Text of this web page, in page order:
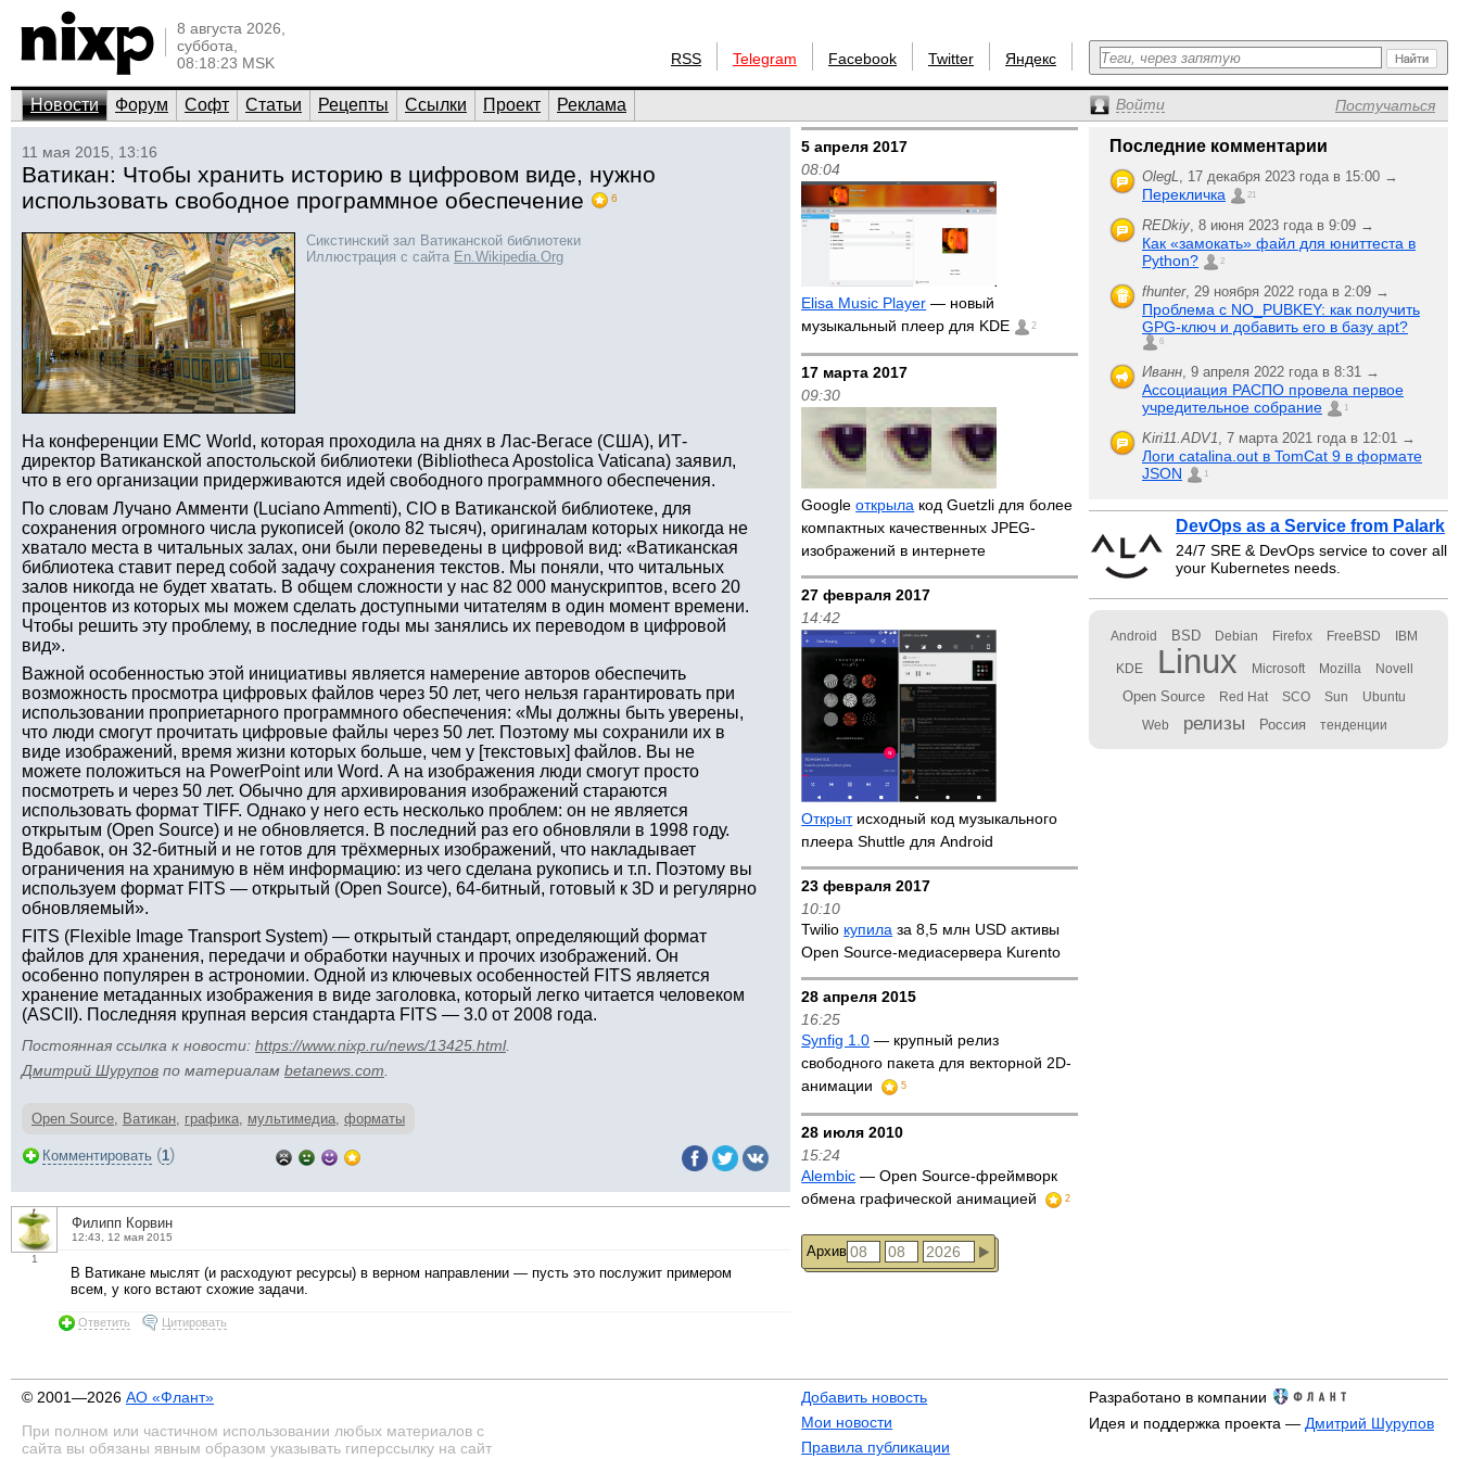
8 августа 2026,
суббота,
08:18:23 MSK
RSS Telegram Facebook Twitter Яндекс
Новости Форум Софт Статьи Рецепты Ссылки Проект Реклама Войти Постучаться
11 мая 2015, 13:16
Ватикан: Чтобы хранить историю в цифровом виде, нужно
использовать свободное программное обеспечение
6
Сикстинский зал Ватиканской библиотеки
Иллюстрация с сайта En.Wikipedia.Org
На конференции EMC World, которая проходила на днях в Лас-Вегасе (США), ИТ-
директор Ватиканской апостольской библиотеки (Bibliotheca Apostolica Vaticana) заявил,
что в его организации придерживаются идей свободного программного обеспечения.
По словам Лучано Амменти (Luciano Ammenti), CIO в Ватиканской библиотеке, для
сохранения огромного числа рукописей (около 82 тысяч), оригиналам которых никогда не
хватало места в читальных залах, они были переведены в цифровой вид: «Ватиканская
библиотека ставит перед собой задачу сохранения текстов. Мы поняли, что читальных
залов никогда не будет хватать. В общем сложности у нас 82 000 манускриптов, всего 20
процентов из которых мы можем сделать доступными читателям в один момент времени.
Чтобы решить эту проблему, в последние годы мы занялись их переводом в цифровой
вид».
Важной особенностью этой инициативы является намерение авторов обеспечить
возможность просмотра цифровых файлов через 50 лет, чего нельзя гарантировать при
использовании проприетарного программного обеспечения: «Мы должны быть уверены,
что люди смогут прочитать цифровые файлы через 50 лет. Поэтому мы сохранили их в
виде изображений, время жизни которых больше, чем у [текстовых] файлов. Вы не
можете положиться на PowerPoint или Word. А на изображения люди смогут просто
посмотреть и через 50 лет. Обычно для архивирования изображений стараются
использовать формат TIFF. Однако у него есть несколько проблем: он не является
открытым (Open Source) и не обновляется. В последний раз его обновляли в 1998 году.
Вдобавок, он 32-битный и не готов для трёхмерных изображений, что накладывает
ограничения на хранимую в нём информацию: из чего сделана рукопись и т.п. Поэтому вы
используем формат FITS — открытый (Open Source), 64-битный, готовый к 3D и регулярно
обновляемый».
FITS (Flexible Image Transport System) — открытый стандарт, определяющий формат
файлов для хранения, передачи и обработки научных и прочих изображений. Он
особенно популярен в астрономии. Одной из ключевых особенностей FITS является
хранение метаданных изображения в виде заголовка, который легко читается человеком
(ASCII). Последняя крупная версия стандарта FITS — 3.0 от 2008 года.
Постоянная ссылка к новости: https://www.nixp.ru/news/13425.html.
Дмитрий Шурупов по материалам betanews.com
Open Source, Ватикан, графика, мультимедиа, форматы
Комментировать (1)
1
Филипп Корвин
12:43, 12 мая 2015
В Ватикане мыслят (и расходуют ресурсы) в верном направлении — пусть это послужит примером
всем, у кого встают схожие задачи.
Ответить Цитировать
5 апреля 2017
08:04
Elisa Music Player — новый
музыкальный плеер для KDE
2
17 марта 2017
09:30
Googleоткрыла код Guetzli для более
компактных качественных JPEG-
изображений в интернете
27 февраля 2017
14:42
Открытисходный код музыкального
плеера Shuttle для Android
23 февраля 2017
10:10
Twilio купила за 8,5 млн USD активы
Open Source-медиасервера Kurento
28 апреля 2015
16:25
Synfig 1.0 — крупный релиз
свободного пакета для векторной 2D-
анимации
5
28 июля 2010
15:24
Alembic — Open Source-фреймворк
обмена графической анимацией
2
Архив
Последние комментарии
OlegL, 17 декабря 2023 года в 15:00 →
Перекличка 21
REDkiy, 8 июня 2023 года в 9:09 →
Как «замокать» файл для юниттеста в
Python?
2
fhunter, 29 ноября 2022 года в 2:09 →
Проблема с NO_PUBKEY: как получить
GPG-ключ и добавить его в базу apt?
6
Иванн, 9 апреля 2022 года в 8:31 →
Ассоциация РАСПО провела первое
учредительное собрание
1
Kiri11.ADV1, 7 марта 2021 года в 12:01 →
Логи catalina.out в TomCat 9 в формате
JSON
1
DevOps as a Service from Palark
24/7 SRE & DevOps service to cover all
your Kubernetes needs.
Android BSD Debian Firefox FreeBSD IBM
KDE Linux Microsoft Mozilla Novell
Open Source Red Hat SCO Sun Ubuntu
Web релизы Россия тенденции
© 2001—2026 АО «Флант»
При полном или частичном использовании любых материалов с
сайта вы обязаны явным образом указывать гиперссылку на сайт
Добавить новость
Мои новости
Правила публикации
Разработано в компании
Идея и поддержка проекта — Дмитрий Шурупов